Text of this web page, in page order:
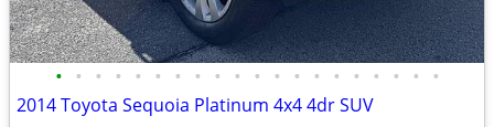
• • • • • • • • • • • • • • • • • • • •
2014 Toyota Sequoia Platinum 4x4 4dr SUV